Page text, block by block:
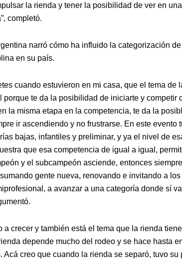
la rienda y tener la posibilidad de ver en
completó.
narró cómo ha influido la categorización
en su país.
cuando estuvieron en mi casa, que el tema de
porque te da la posibilidad de iniciarte y competir
la misma etapa en la competencia, te da la
ir ascendiendo y no frustrarse. En este evento
bajas, infantiles y preliminar, y ya el nivel de
que esa competencia de igual a igual,
y el subcampeón asciende, entonces
gente nueva, renovando e invitando a los
a avanzar a una categoría donde sí
a crecer y también está el tema que la rienda
depende mucho del rodeo y se hace hasta
Acá creo que cuando la rienda se separó, tuvo su